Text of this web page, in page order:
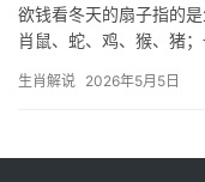
欲钱看冬天的扇子指的
肖鼠、蛇、鸡、猴、猪
为夏日纳凉之物，冬日闲
生肖解说 2026年5月5日